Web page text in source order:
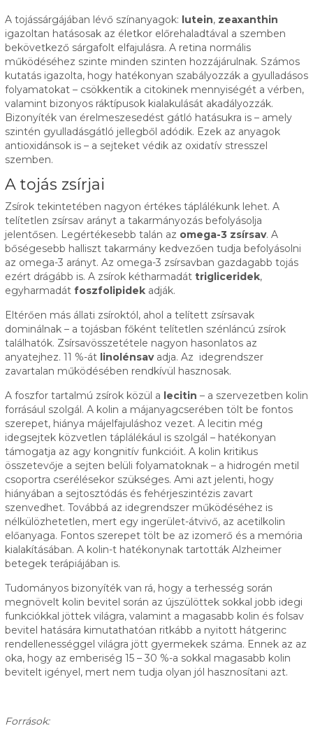
A tojássárgájában lévő színanyagok: lutein, zeaxanthin
igazoltan hatásosak az életkor előrehaladtával a szemben
bekövetkező sárgafolt elfajulásra. A retina normális
működéséhez szinte minden szinten hozzájárulnak. Számos
kutatás igazolta, hogy hatékonyan szabályozzák a gyulladásos
folyamatokat – csökkentik a citokinek mennyiségét a vérben,
valamint bizonyos ráktípusok kialakulását akadályozzák.
Bizonyíték van érelmeszesedést gátló hatásukra is – amely
szintén gyulladásgátló jellegből adódik. Ezek az anyagok
antioxidánsok is – a sejteket védik az oxidatív stresszel
szemben.
A tojás zsírjai
Zsírok tekintetében nagyon értékes táplálékunk lehet. A
telítetlen zsírsav arányt a takarmányozás befolyásolja
jelentősen. Legértékesebb talán az omega-3 zsírsav. A
bőségesebb halliszt takarmány kedvezően tudja befolyásolni
az omega-3 arányt. Az omega-3 zsírsavban gazdagabb tojás
ezért drágább is. A zsírok kétharmadát trigliceridek,
egyharmadát foszfolipidekadják.
Eltérően más állati zsíroktól, ahol a telített zsírsavak
dominálnak – a tojásban főként telítetlen szénláncú zsírok
találhatók. Zsírsavösszetétele nagyon hasonlatos az
anyatejhez. 11 %-át linolénsavadja. Az idegrendszer
zavartalan működésében rendkívül hasznosak.
A foszfor tartalmú zsírok közül a lecitin – a szervezetben kolin
forrásául szolgál. A kolin a májanyagcserében tölt be fontos
szerepet, hiánya májelfajuláshoz vezet. A lecitin még
idegsejtek közvetlen táplálékául is szolgál – hatékonyan
támogatja az agy kongnitív funkcióit. A kolin kritikus
összetevője a sejten belüli folyamatoknak – a hidrogén metil
csoportra cserélésekor szükséges. Ami azt jelenti, hogy
hiányában a sejtosztódás és fehérjeszintézis zavart
szenvedhet. Továbbá az idegrendszer működéséhez is
nélkülözhetetlen, mert egy ingerület-átvivő, az acetilkolin
előanyaga. Fontos szerepet tölt be az izomerő és a memória
kialakításában. A kolin-t hatékonynak tartották Alzheimer
betegek terápiájában is.
Tudományos bizonyíték van rá, hogy a terhesség során
megnövelt kolin bevitel során az újszülöttek sokkal jobb idegi
funkciókkal jöttek világra, valamint a magasabb kolin és folsav
bevitel hatására kimutathatóan ritkább a nyitott hátgerinc
rendellenességgel világra jött gyermekek száma. Ennek az az
oka, hogy az emberiség 15 – 30 %-a sokkal magasabb kolin
bevitelt igényel, mert nem tudja olyan jól hasznosítani azt.
Források: